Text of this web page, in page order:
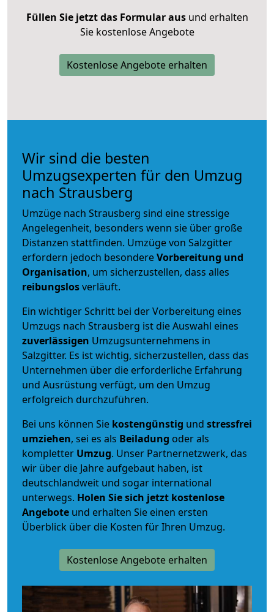
Füllen Sie jetzt das Formular ausund erhalten
Sie kostenlose Angebote
Kostenlose Angebote erhalten
Wir sind die besten
Umzugsexperten für den Umzug
nach Strausberg
Umzüge nach Strausberg sind eine stressige
Angelegenheit, besonders wenn sie über große
Distanzen stattfinden. Umzüge von Salzgitter
erfordern jedoch besondereVorbereitung und
Organisation, um sicherzustellen, dass alles
reibungslosverläuft.
Ein wichtiger Schritt bei der Vorbereitung eines
Umzugs nach Strausberg ist die Auswahl eines
zuverlässigen Umzugsunternehmens in
Salzgitter. Es ist wichtig, sicherzustellen, dass das
Unternehmen über die erforderliche Erfahrung
und Ausrüstung verfügt, um den Umzug
erfolgreich durchzuführen.
Bei uns können Sie kostengünstig und stressfrei
umziehen, sei es als Beiladung oder als
kompletter Umzug. Unser Partnernetzwerk, das
wir über die Jahre aufgebaut haben, ist
deutschlandweit und sogar international
unterwegs. Holen Sie sich jetzt kostenlose
Angebote und erhalten Sie einen ersten
Überblick über die Kosten für Ihren Umzug.
Kostenlose Angebote erhalten